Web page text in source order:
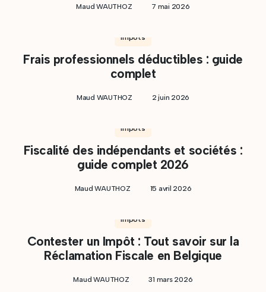
Maud WAUTHOZ 7 mai 2026
Impôts
Frais professionnels déductibles : guide
complet
Maud WAUTHOZ 2 juin 2026
Impôts
Fiscalité des indépendants et sociétés :
guide complet 2026
Maud WAUTHOZ 15 avril 2026
Impôts
Contester un Impôt : Tout savoir sur la
Réclamation Fiscale en Belgique
Maud WAUTHOZ 31 mars 2026